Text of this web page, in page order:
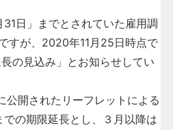
日」までとされていた雇用調
すが、2020年11月25日時点で
の見込み」とお知らせしてい
開されたリーフレットによる
の期限延長とし、３月以降は